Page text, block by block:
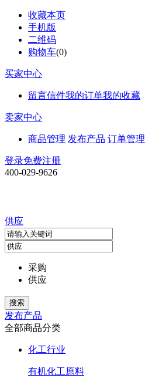
收藏本页
手机版
二维码
购物车(0)
买家中心
留言信件我的订单我的收藏
卖家中心
商品管理 发布产品 订单管理
登录免费注册
400-029-9626
供应
采购
供应
发布产品
全部商品分类
化工行业
有机化工原料